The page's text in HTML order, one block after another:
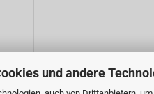
und andere